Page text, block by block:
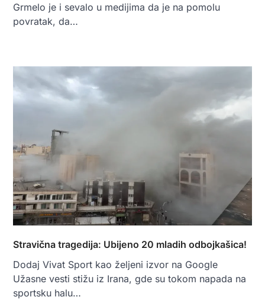
Grmelo je i sevalo u medijima da je na pomolu
povratak, da…
Stravična tragedija: Ubijeno 20 mladih odbojkašica!
Dodaj Vivat Sport kao željeni izvor na Google
Užasne vesti stižu iz Irana, gde su tokom napada na
sportsku halu…